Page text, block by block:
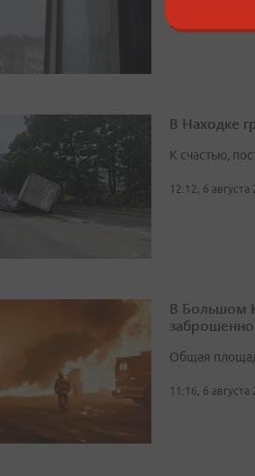
9:21, 6 августа
В Находке
К счастью,
12:12, 6 августа
В Большом
Общая
11:16, 6 августа